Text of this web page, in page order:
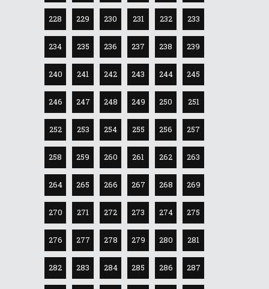
228 229 230 231 232 233
234 235 236 237 238 239
240 241 242 243 244 245
246 247 248 249 250 251
252 253 254 255 256 257
258 259 260 261 262 263
264 265 266 267 268 269
270 271 272 273 274 275
276 277 278 279 280 281
282 283 284 285 286 287